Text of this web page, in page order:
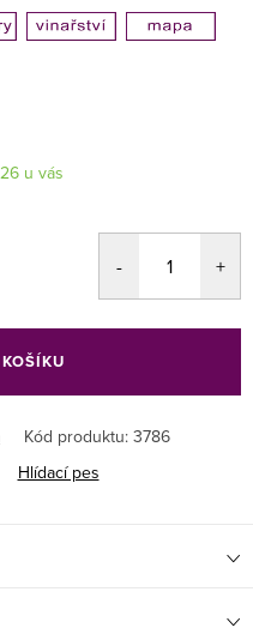
Kód produktu: 3786
Hlídací pes